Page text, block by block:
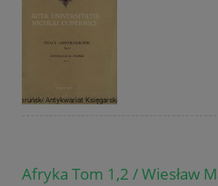
Afryka Tom 1,2 / Wiesław